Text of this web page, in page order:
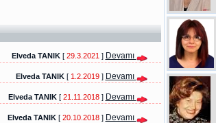
Elveda TANIK[29.3.2021 ] Devamı
Elveda TANIK[1.2.2019 ] Devamı
Elveda TANIK[21.11.2018 ] Devamı
Elveda TANIK[20.10.2018 ] Devamı